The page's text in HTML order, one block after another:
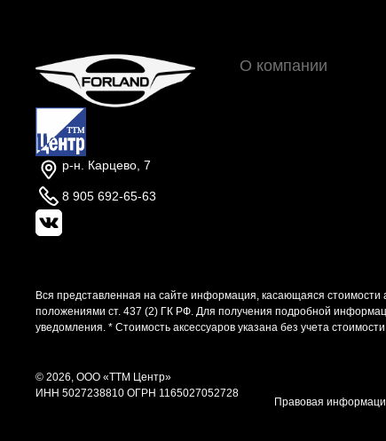
р-н. Карцево, 7
8 905 692-65-63
О компании
Вся представленная на сайте информация, касающаяся
положениями ст. 437 (2) ГК РФ. Для получения подробной
уведомления. * Стоимость аксессуаров указана без учета стоимости
© 2026, ООО «ТТМ Центр»
ИНН 5027238810 ОГРН 1165027052728
Правовая